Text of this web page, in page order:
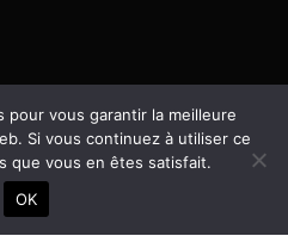
AU PANIER
Tous droits réservés. | Site
pour vous garantir la meilleure
Si vous continuez à utiliser ce
que vous en êtes satisfait.
OK